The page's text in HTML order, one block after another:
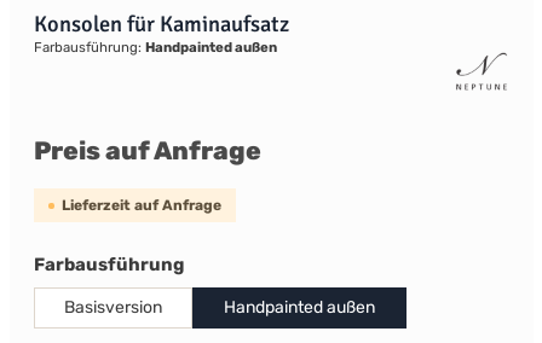
Konsolen für Kaminaufsatz
Farbausführung: Handpainted außen
Preis auf Anfrage
Lieferzeit auf Anfrage
Farbausführungauswählen
Basisversion Handpainted außen